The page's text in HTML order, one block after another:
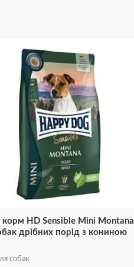
корм HD Sensible Mini Montana
дрібних порід з кониною
собак